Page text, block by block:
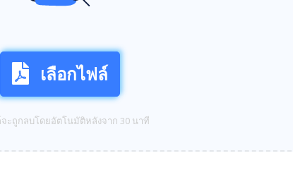
เลือกไฟล์
ะถูกลบโดยอัตโนมัติหลังจาก 30 นาที